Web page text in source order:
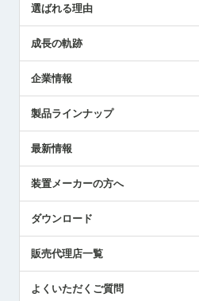
解決策提案
選ばれる理由
成長の軌跡
企業情報
ごあいさつ
受賞履歴
採用情報
国/地域/言語
製品ラインナップ
ツールセッタ製品
エアマイクロセンサ製品
最新情報
メトロールの技術
社員ブログ
中小企業のBCP地震対策
センサのテクニカルガイド
社長ブログ
装置メーカーの方へ
ダウンロード
販売代理店一覧
よくいただくご質問